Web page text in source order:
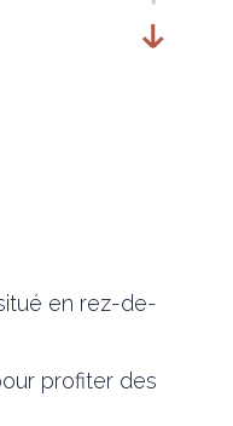
en rez-de-
profiter des